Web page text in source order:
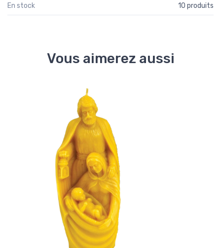
En stock 10 produits
Vous aimerez aussi